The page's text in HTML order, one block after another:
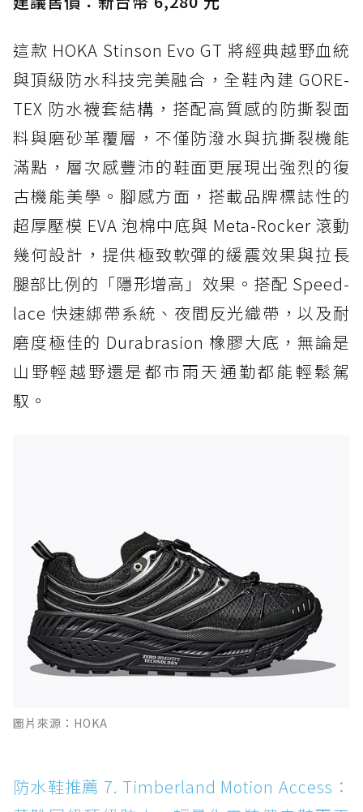
這款 HOKA Stinson Evo GT 將經典越野血統
與頂級防水科技完美融合，全鞋內建 GORE-
TEX 防水襪套結構，搭配高質感的防撕裂面
料與磨砂革覆層，不僅防潑水與抗撕裂機能
滿點，層次感豐沛的鞋面更展現出強烈的復
古機能美學。腳感方面，搭載品牌標誌性的
超厚壓模 EVA 泡棉中底與 Meta-Rocker 滾動
幾何設計，提供極致軟彈的緩震效果與拉長
腿部比例的「隱形增高」效果。搭配 Speed-
lace 快速綁帶系統、夜間反光織帶，以及耐
磨度極佳的 Durabrasion 橡膠大底，無論是
山野輕越野還是都市雨天通勤都能輕鬆駕
馭。
圖片來源：HOKA
防水鞋推薦 7. Timberland Motion Access：